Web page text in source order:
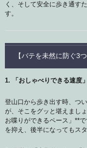
く、そして安全に歩き通す
す。
【バテを未然に防ぐ3
1. 「おしゃべりできる速度
登山口から歩き出す時、つ
が、そこをグッと堪えまし
お喋りができるペース」**
を抑え、後半になってもス